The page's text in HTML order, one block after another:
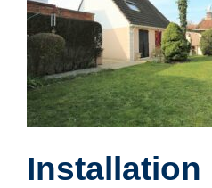
Installation